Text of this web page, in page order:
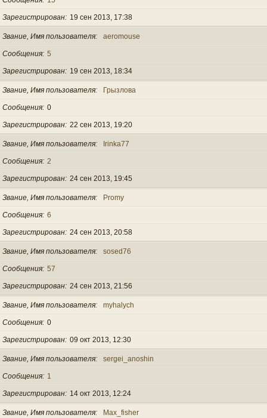
Зарегистрирован 19 сен 2013, 17:38
Звание, Имя пользователя aeromouse
Сообщения 5
Зарегистрирован 19 сен 2013, 18:34
Звание, Имя пользователя Грызлова
Сообщения 0
Зарегистрирован 22 сен 2013, 19:20
Звание, Имя пользователя Irinka77
Сообщения 2
Зарегистрирован 24 сен 2013, 19:45
Звание, Имя пользователя Promy
Сообщения 6
Зарегистрирован 24 сен 2013, 20:58
Звание, Имя пользователя sosed76
Сообщения 57
Зарегистрирован 24 сен 2013, 21:56
Звание, Имя пользователя myhalych
Сообщения 0
Зарегистрирован 09 окт 2013, 12:30
Звание, Имя пользователя sergei_anoshin
Сообщения 1
Зарегистрирован 14 окт 2013, 12:24
Звание, Имя пользователя Max_fisher